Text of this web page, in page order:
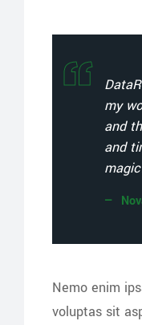
my
and
and
Nemo enim
voluptas sit